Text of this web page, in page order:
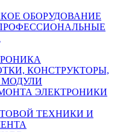
ОБОРУДОВАНИЕ
КОНСТРУКТОРЫ,
ЭЛЕКТРОНИКИ
ТЕХНИКИ И